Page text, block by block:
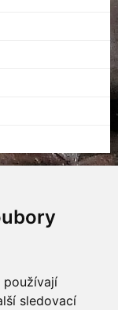
používají
sledovací